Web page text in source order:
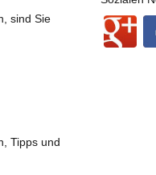
sind Sie
Tipps und